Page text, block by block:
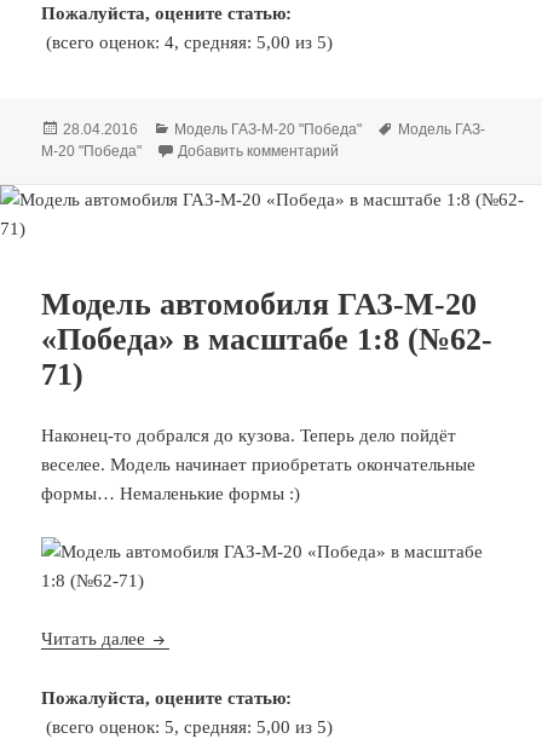
Пожалуйста, оцените статью:
(всего оценок: 4, средняя: 5,00 из 5)
Опубликовано
28.04.2016 Рубрики
Модель ГАЗ-М-20 "Победа" Метки
Модель ГАЗ-
М-20 "Победа"
Добавить комментарий
Модель автомобиля ГАЗ-М-20
«Победа» в масштабе 1:8 (№62-
71)
Наконец-то добрался до кузова. Теперь дело пойдёт
веселее. Модель начинает приобретать окончательные
формы… Немаленькие формы :)
Читать далее Модель автомобиля ГАЗ-М-20 «Победа» в
Пожалуйста, оцените статью:
(всего оценок: 5, средняя: 5,00 из 5)